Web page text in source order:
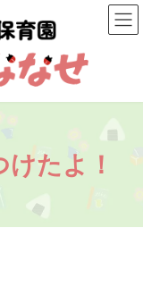
たよ！